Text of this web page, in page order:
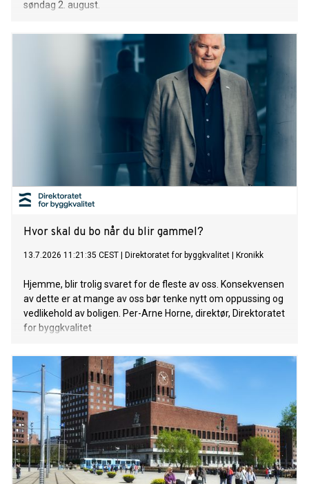
søndag 2. august.
Hvor skal du bo når du blir gammel?
13.7.2026 11:21:35 CEST Direktoratet for byggkvalitet Kronikk
Hjemme, blir trolig svaret for de fleste av oss. Konsekvensen
av dette er at mange av oss bør tenke nytt om oppussing og
vedlikehold av boligen. Per-Arne Horne, direktør, Direktoratet
for byggkvalitet